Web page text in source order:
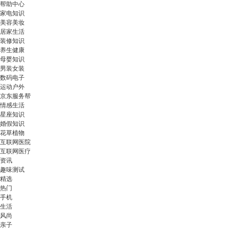
帮助中心
家电知识
美容美妆
居家生活
装修知识
养生健康
母婴知识
男装女装
数码电子
运动户外
京东服务帮
情感生活
星座知识
婚假知识
花草植物
互联网医院
互联网医疗
资讯
趣味测试
精选
热门
手机
生活
风尚
亲子